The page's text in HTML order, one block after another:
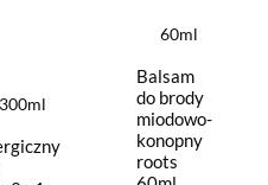
300ml
Balsam
do brody
miodowo-
konopny
roots
60ml